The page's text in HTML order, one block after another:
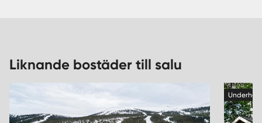
Liknande bostäder till salu